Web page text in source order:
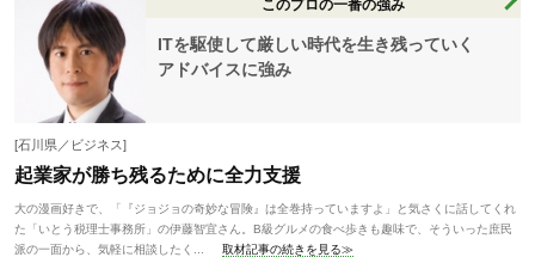
このプロの一番の強み
ITを駆使して厳しい時代を生き残っていく
アドバイスに強み
[石川県／ビジネス]
起業家が勝ち残るために全力支援
大の漫画好きで、「『ジョジョの奇妙な冒険』は全巻持っていますよ」と気さくに話してくれ
た「いとう税理士事務所」の伊藤智宜さん。B級グルメの食べ歩きも趣味で、そういった庶民
派の一面から、気軽に相談したく...
取材記事の続きを見る≫